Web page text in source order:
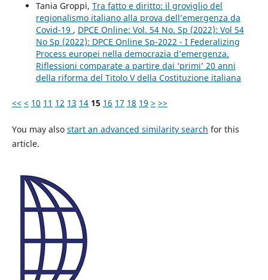
Tania Groppi, Tra fatto e diritto: il groviglio del
regionalismo italiano alla prova dell’emergenza da
Covid-19 , DPCE Online: Vol. 54 No. Sp (2022): Vol 54
No Sp (2022): DPCE Online Sp-2022 - I Federalizing
Process europei nella democrazia d’emergenza.
Riflessioni comparate a partire dai ‘primi’ 20 anni
della riforma del Titolo V della Costituzione italiana
<< < 10 11 12 13 14 15 16 17 18 19 > >>
You may also start an advanced similarity search for this
article.